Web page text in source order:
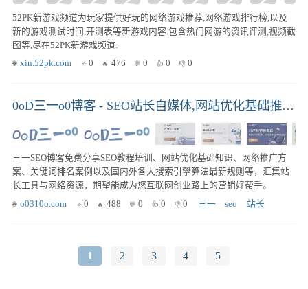
52PK新游戏频道为玩家提供好玩的网络游戏推荐,网络游戏排行榜,以及
新的游戏测试时间,开测表等新游戏内容.包含热门网游的资讯评测,视频截
图等,尽在52PK新游戏频道.
xin.52pk.com
0 476 0 0 0
0oD三一o0博客 - SEO站长自媒体,网站优化基础推广知识分享
三一SEO博客免费分享SEO教程培训、网站优化基础知识、网络推广方
案、关键词排名案例以及国内外各大搜索引擎算法最新规则等，汇集站
长工具与网络资源，期望能成为您互联网创业路上的营销好帮手。
o0310o.com
0 488 0 0 0 三一 seo 站长
1 2 3 4 5